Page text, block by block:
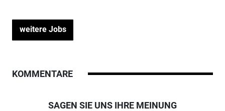
weitere Jobs
KOMMENTARE
SAGEN SIE UNS IHRE MEINUNG